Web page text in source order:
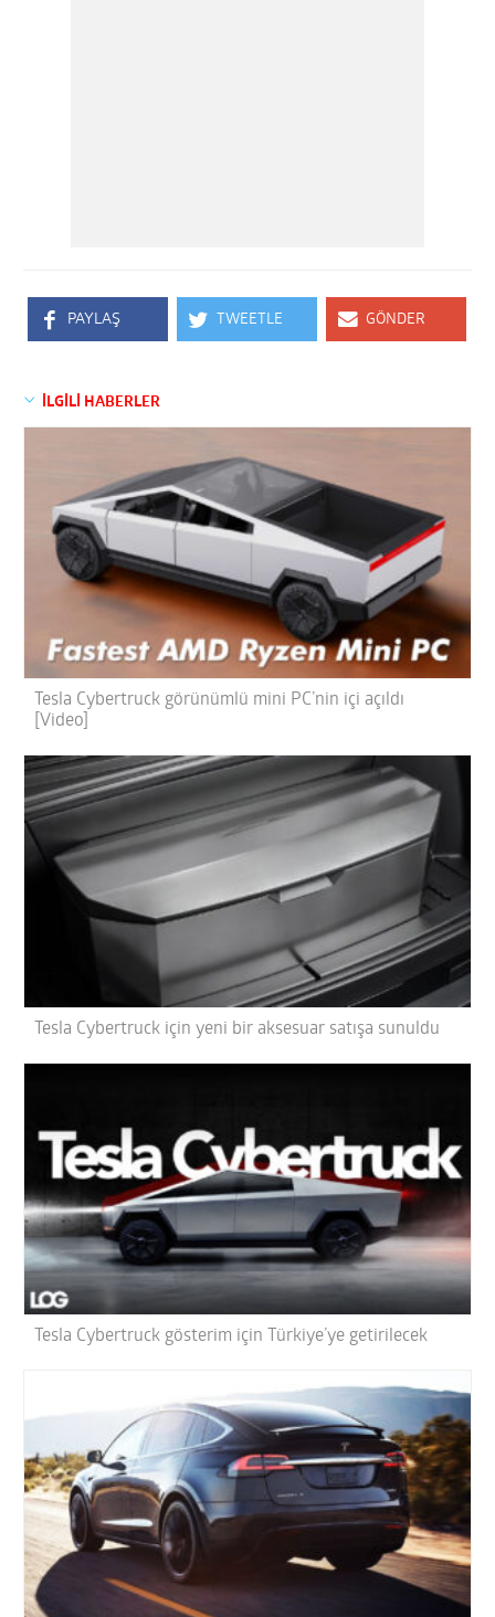
PAYLAŞ TWEETLE GÖNDER
İLGİLİ HABERLER
Tesla Cybertruck görünümlü mini PC’nin içi açıldı
[Video]
Tesla Cybertruck için yeni bir aksesuar satışa sunuldu
Tesla Cybertruck gösterim için Türkiye’ye getirilecek